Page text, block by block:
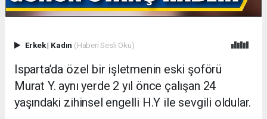
Erkek| Kadın (Haberi Sesli Oku)
Isparta’da özel bir işletmenin eski şoförü
Murat Y. aynı yerde 2 yıl önce çalışan 24
yaşındaki zihinsel engelli H.Y ile sevgili oldular.